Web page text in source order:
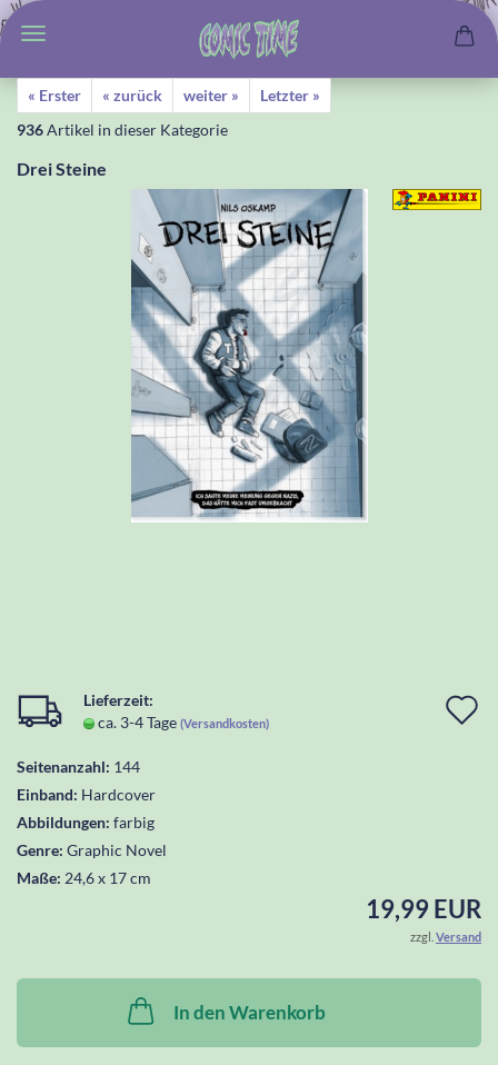
« Erster « zurück weiter »
Letzter »
936Artikel in dieser Kategorie
Drei Steine
Lieferzeit:
ca. 3-4 Tage (Versandkosten)
Seitenanzahl: 144
Einband: Hardcover
Abbildungen: farbig
Genre: Graphic Novel
Maße: 24,6 x 17 cm
19,99 EUR
zzgl. Versand
In den Warenkorb